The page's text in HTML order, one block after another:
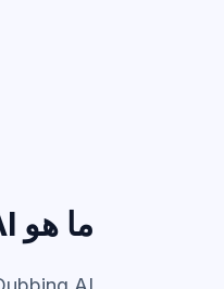
ما هو Dubbing AI؟